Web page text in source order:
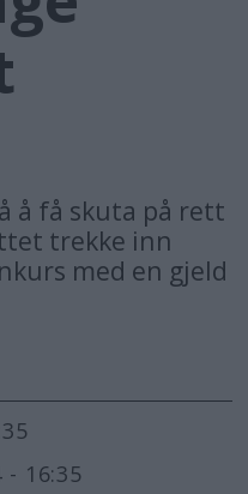
å få skuta på rett
trekke inn
med en gjeld
- 16:35